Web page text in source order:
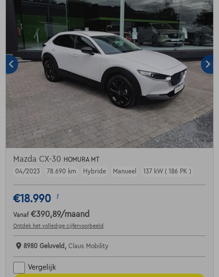
Mazda CX-30 HOMURA MT
04/2023
78.690 km Hybride Manueel 137 kW ( 186 PK )
€18.990 1
Vanaf €390,89/maand
Ontdek het volledige cijfervoorbeeld
8980 Geluveld, Claus Mobility
Vergelijk